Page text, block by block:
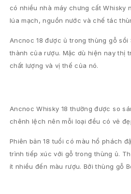
có nhiều nhà máy chưng cất Whisky
lúa mạch, nguồn nước và chế tác
Ancnoc 18 được ủ trong thùng gỗ sồi
thành của rượu. Mặc dù hiện nay thị
chất lượng và vị thế của nó.
Ancnoc Whisky 18 thường được so
chênh lệch nên mỗi loại đều có vẻ
Phiên bản 18 tuổi có màu hổ phách
trình tiếp xúc với gỗ trong thùng ủ.
ít nhiều đến màu rượu. Bởi thùng gỗ